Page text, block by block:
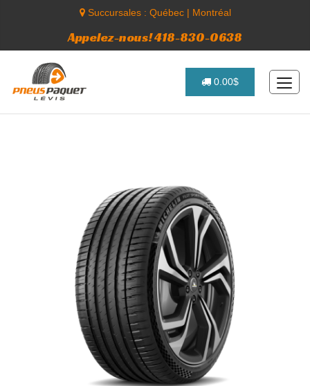
Succursales : Québec| Montréal
Appelez-nous! 418-830-0638
0.00$